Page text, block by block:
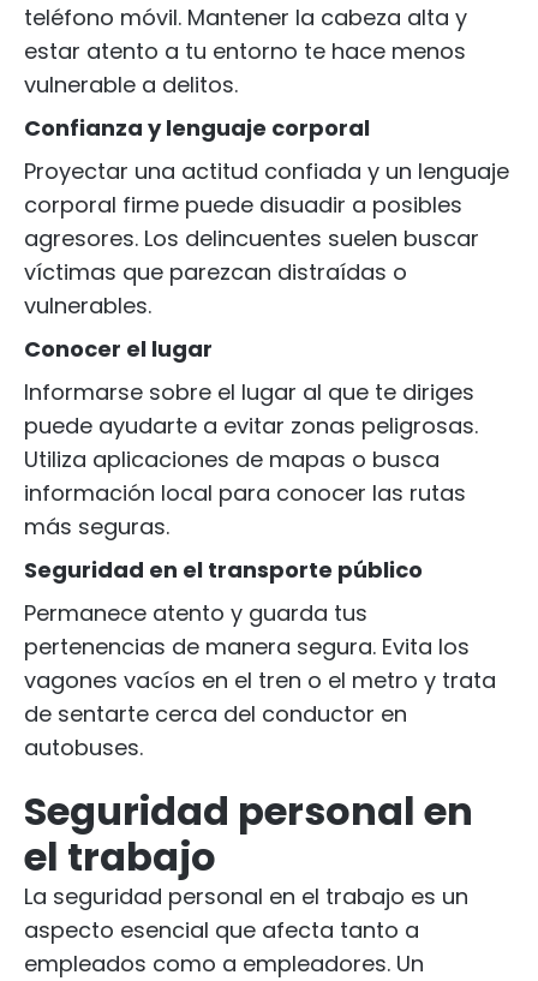
teléfono móvil. Mantener la cabeza alta y
estar atento a tu entorno te hace menos
vulnerable a delitos.
Confianza y lenguaje corporal
Proyectar una actitud confiada y un lenguaje
corporal firme puede disuadir a posibles
agresores. Los delincuentes suelen buscar
víctimas que parezcan distraídas o
vulnerables.
Conocer el lugar
Informarse sobre el lugar al que te diriges
puede ayudarte a evitar zonas peligrosas.
Utiliza aplicaciones de mapas o busca
información local para conocer las rutas
más seguras.
Seguridad en el transporte público
Permanece atento y guarda tus
pertenencias de manera segura. Evita los
vagones vacíos en el tren o el metro y trata
de sentarte cerca del conductor en
autobuses.
Seguridad personal en
el trabajo
La seguridad personal en el trabajo es un
aspecto esencial que afecta tanto a
empleados como a empleadores. Un